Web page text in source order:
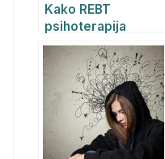
Kako REBT
psihoterapija
pomaže mladima u
prevazilaženju
anksioznosti,
napada panike i
jačanju
samopouzdanja